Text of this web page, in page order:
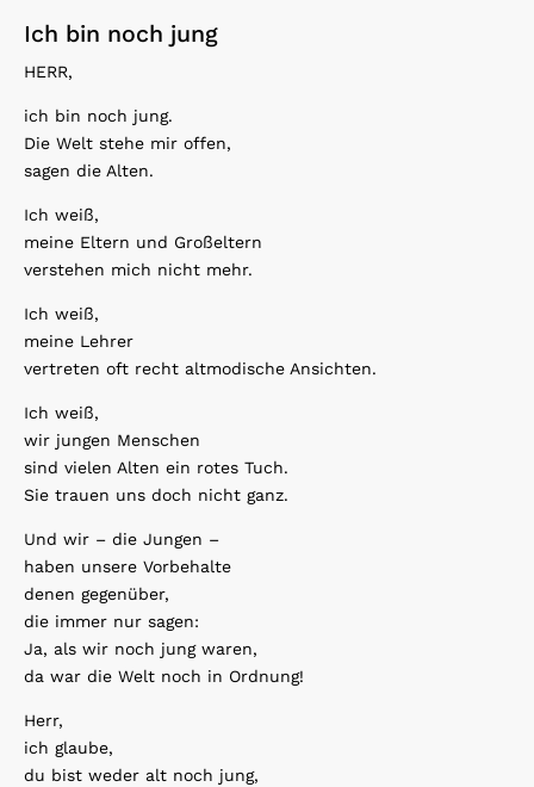
Ich bin noch jung
HERR,
ich bin noch jung.
Die Welt stehe mir offen,
sagen die Alten.
Ich weiß,
meine Eltern und Großeltern
verstehen mich nicht mehr.
Ich weiß,
meine Lehrer
vertreten oft recht altmodische Ansichten.
Ich weiß,
wir jungen Menschen
sind vielen Alten ein rotes Tuch.
Sie trauen uns doch nicht ganz.
Und wir – die Jungen –
haben unsere Vorbehalte
denen gegenüber,
die immer nur sagen:
Ja, als wir noch jung waren,
da war die Welt noch in Ordnung!
Herr,
ich glaube,
du bist weder alt noch jung,